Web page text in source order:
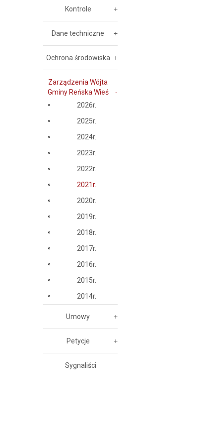
Kontrole
Dane techniczne
Ochrona środowiska
Zarządzenia Wójta
Gminy Reńska Wieś
2026r.
2025r.
2024r.
2023r.
2022r.
2021r.
2020r.
2019r.
2018r.
2017r.
2016r.
2015r.
2014r.
Umowy
Petycje
Sygnaliści